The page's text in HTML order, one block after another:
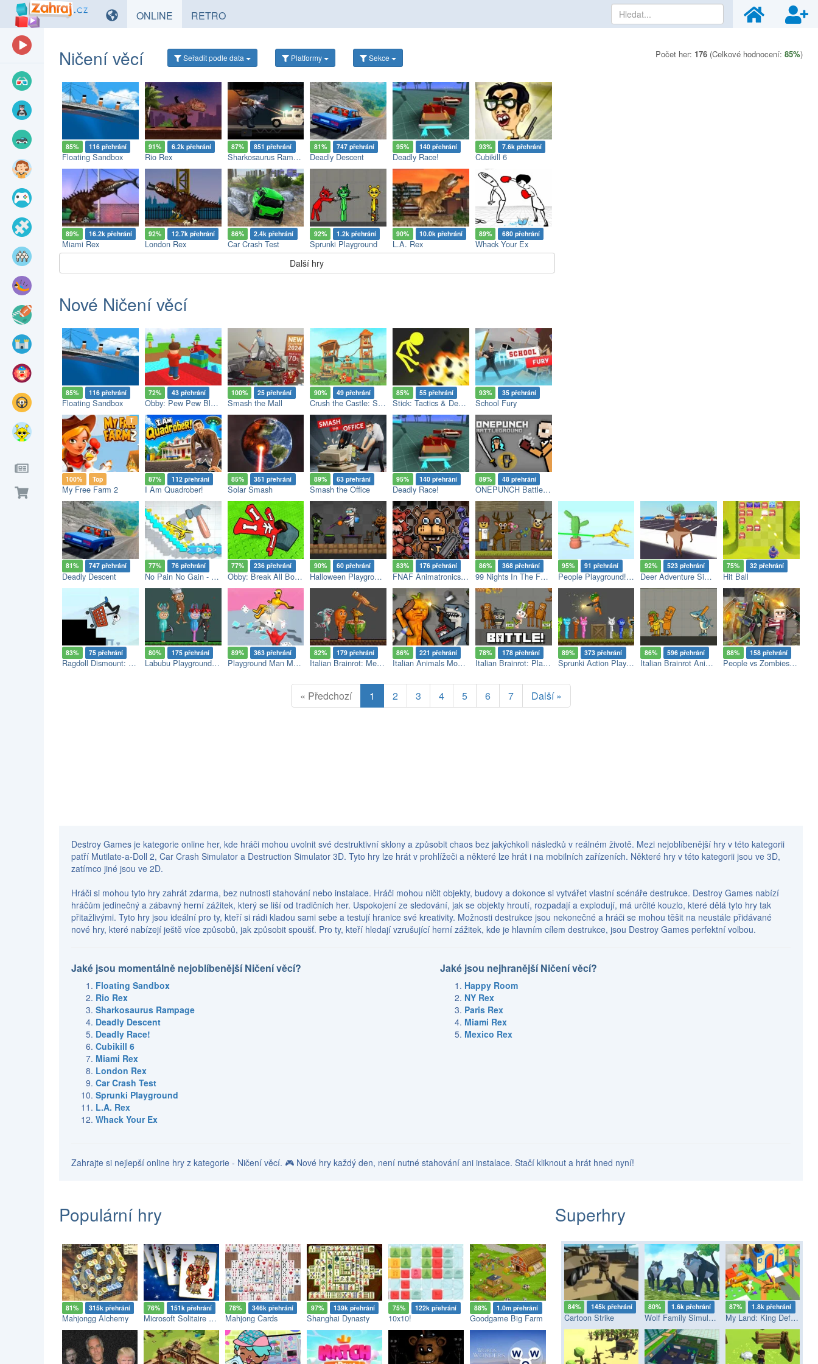
ONLINE HRYRETROHRY
Ničení věcí Seřaditpodle data Platformy Sekce Počet her: 176 (Celkové hodnocení: 85%)
85% 116 přehrání
Floating Sandbox
91% 6.2k přehrání
Rio Rex
87% 851 přehrání
Sharkosaurus Rampage
81% 747 přehrání
Deadly Descent
95% 140 přehrání
Deadly Race!
93% 7.6k přehrání
Cubikill 6
89% 16.2k přehrání
Miami Rex
92% 12.7k přehrání
London Rex
86% 2.4k přehrání
Car Crash Test
92% 1.2k přehrání
Sprunki Playground
90% 10.0k přehrání
L.A. Rex
89% 680 přehrání
Whack Your Ex
Další hry
Nové Ničení věcí
85% 116 přehrání
Floating Sandbox
72% 43 přehrání
Obby: Pew Pew Blocks
100% 25 přehrání
Smash the Mall
90% 49 přehrání
Crush the Castle: Siege Master
85% 55 přehrání
Stick: Tactics & Destruction
93% 35 přehrání
School Fury
Top
100% Top
My Free Farm 2
87% 112 přehrání
I Am Quadrober!
85% 351 přehrání
Solar Smash
89% 63 přehrání
Smash the Office
95% 140 přehrání
Deadly Race!
89% 48 přehrání
ONEPUNCH Battleground
81% 747 přehrání
Deadly Descent
77% 76 přehrání
No Pain No Gain - Ragdoll Sandbox
77% 236 přehrání
Obby: Break All Bones Ragdoll
90% 60 přehrání
Halloween Playground: Faction Wars
83% 176 přehrání
FNAF Animatronics Battle: Playground
86% 368 přehrání
99 Nights In The Forest Playground Sandbox
95% 91 přehrání
People Playground! Ragdoll Arena!
92% 523 přehrání
Deer Adventure Simulator
75% 32 přehrání
Hit Ball
83% 75 přehrání
Ragdoll Dismount: Stick Fly
80% 175 přehrání
Labubu Playground: Ragdoll Sandbox
89% 363 přehrání
Playground Man Mod! Web of Destruction!
82% 179 přehrání
Italian Brainrot: Meme Sandbox
86% 221 přehrání
Italian Animals Mod: Playground
78% 178 přehrání
Italian Brainrot: Playground
89% 373 přehrání
Sprunki Action Playground: Ragdoll Sandbox
86% 596 přehrání
Italian Brainrot Animals: Playground
88% 158 přehrání
People vs Zombies: Sandbox
« Předchozí 1 2 3 4 5 6 7 Další »
Destroy Games je kategorie online her, kde hráči mohou uvolnit své destruktivní sklony a způsobit chaos bez jakýchkoli následků v reálném životě. Mezi nejoblíbenější hry v této kategorii
patří Mutilate-a-Doll 2, Car Crash Simulator a Destruction Simulator 3D. Tyto hry lze hrát v prohlížeči a některé lze hrát i na mobilních zařízeních. Některé hry v této kategorii jsou ve 3D,
zatímco jiné jsou ve 2D.
Hráči si mohou tyto hry zahrát zdarma, bez nutnosti stahování nebo instalace. Hráči mohou ničit objekty, budovy a dokonce si vytvářet vlastní scénáře destrukce. Destroy Games nabízí
hráčům jedinečný a zábavný herní zážitek, který se liší od tradičních her. Uspokojení ze sledování, jak se objekty hroutí, rozpadají a explodují, má určité kouzlo, které dělá tyto hry tak
přitažlivými. Tyto hry jsou ideální pro ty, kteří si rádi kladou sami sebe a testují hranice své kreativity. Možnosti destrukce jsou nekonečné a hráči se mohou těšit na neustále přidávané
nové hry, které nabízejí ještě více způsobů, jak způsobit spoušť. Pro ty, kteří hledají vzrušující herní zážitek, kde je hlavním cílem destrukce, jsou Destroy Games perfektní volbou.
Jaké jsou momentálně nejoblíbenější Ničení věcí?
Floating Sandbox
Rio Rex
Sharkosaurus Rampage
Deadly Descent
Deadly Race!
Cubikill 6
Miami Rex
London Rex
Car Crash Test
Sprunki Playground
L.A. Rex
Whack Your Ex
Jaké jsou nejhranější Ničení věcí?
Happy Room
NY Rex
Paris Rex
Miami Rex
Mexico Rex
Zahrajte si nejlepší online hry z kategorie - Ničení věcí. 🎮 Nové hry každý den, není nutné stahování ani instalace. Stačí kliknout a hrát hned nyní!
Populární hry
81% 315k přehrání
Mahjongg Alchemy
76% 151k přehrání
Microsoft Solitaire Collection
78% 346k přehrání
Mahjong Cards
97% 139k přehrání
Shanghai Dynasty
75% 122k přehrání
10x10!
88% 1.0m přehrání
Goodgame Big Farm
Superhry
84% 145k přehrání
Cartoon Strike
80% 1.6k přehrání
Wolf Family Simulator
87% 1.8k přehrání
My Land: King Defender